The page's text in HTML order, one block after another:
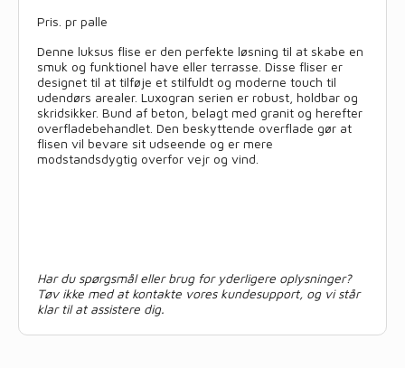
Pris. pr palle
Denne luksus flise er den perfekte løsning til at skabe en
smuk og funktionel have eller terrasse. Disse fliser er
designet til at tilføje et stilfuldt og moderne touch til
udendørs arealer. Luxogran serien er robust, holdbar og
skridsikker. Bund af beton, belagt med granit og herefter
overfladebehandlet. Den beskyttende overflade gør at
flisen vil bevare sit udseende og er mere
modstandsdygtig overfor vejr og vind.
Har du spørgsmål eller brug for yderligere oplysninger?
Tøv ikke med at kontakte vores kundesupport, og vi står
klar til at assistere dig.